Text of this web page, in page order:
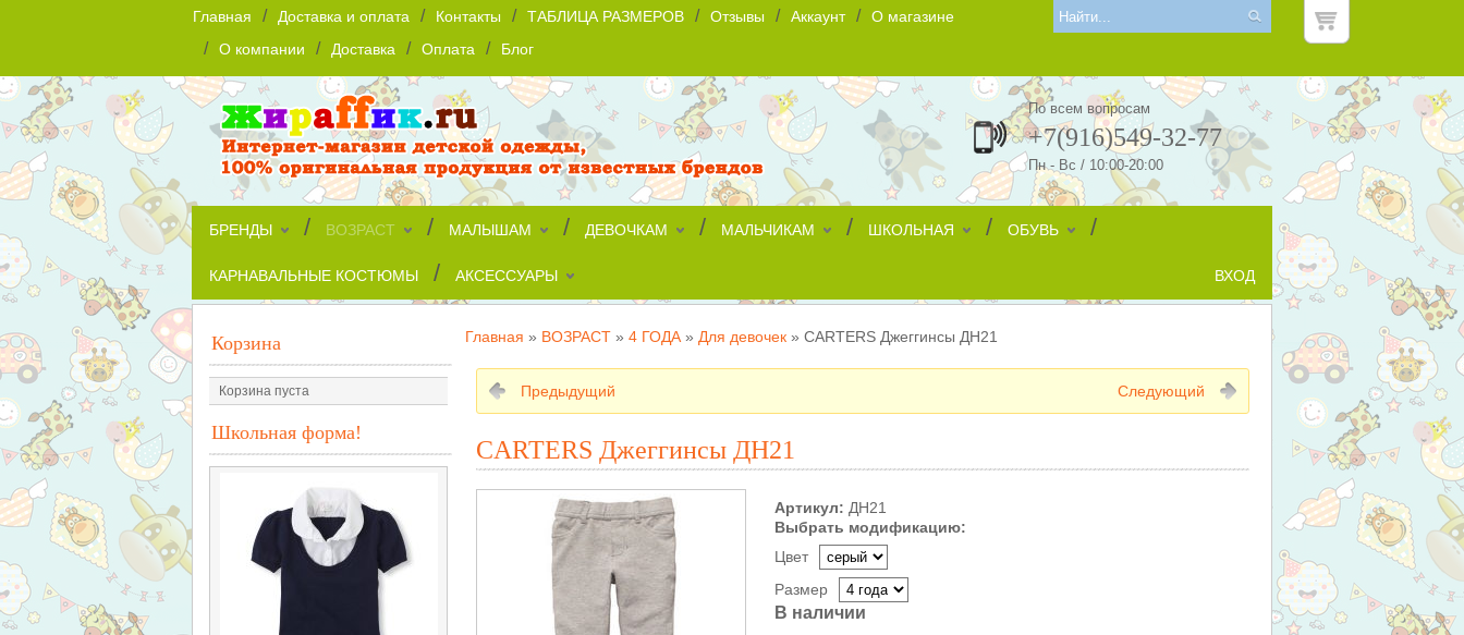
Главная / Доставка и оплата / Контакты / ТАБЛИЦА РАЗМЕРОВ / Отзывы / Аккаунт / О магазине
/ О компании / Доставка / Оплата / Блог
По всем вопросам
+7(916)549-32-77
Пн - Вс / 10:00-20:00
БРЕНДЫ / ВОЗРАСТ / МАЛЫШАМ / ДЕВОЧКАМ / МАЛЬЧИКАМ / ШКОЛЬНАЯ / ОБУВЬ /
КАРНАВАЛЬНЫЕ КОСТЮМЫ / АКСЕССУАРЫ ВХОД
Корзина
Корзина пуста
Школьная форма!
Главная » ВОЗРАСТ » 4 ГОДА » Для девочек » CARTERS Джеггинсы ДН21
Предыдущий Следующий
CARTERS Джеггинсы ДН21
Артикул: ДН21
Выбрать модификацию:
Цвет
Размер
В наличии